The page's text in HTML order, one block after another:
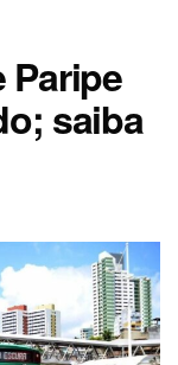
Paripe
saiba